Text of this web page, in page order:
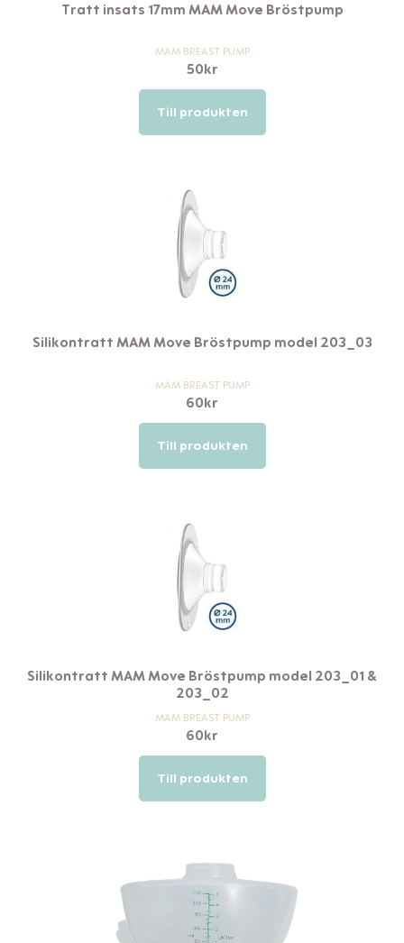
Tratt insats 17mm MAM Move Bröstpump
MAM BREAST PUMP
50kr
Till produkten
Silikontratt MAM Move Bröstpump model 203_03
MAM BREAST PUMP
60kr
Till produkten
Silikontratt MAM Move Bröstpump model 203_01 &
203_02
MAM BREAST PUMP
60kr
Till produkten